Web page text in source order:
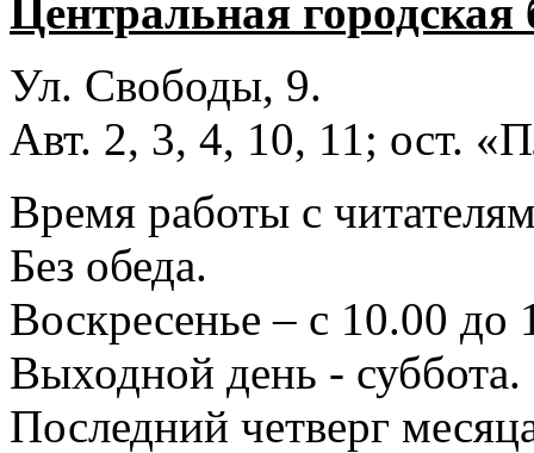
Центральная
Ул. Свободы, 9.
Авт. 2, 3, 4, 10, 11; ост.
Время работы с
Без обеда.
Воскресенье – с 10.00 до
Выходной день - суббота.
Последний четверг